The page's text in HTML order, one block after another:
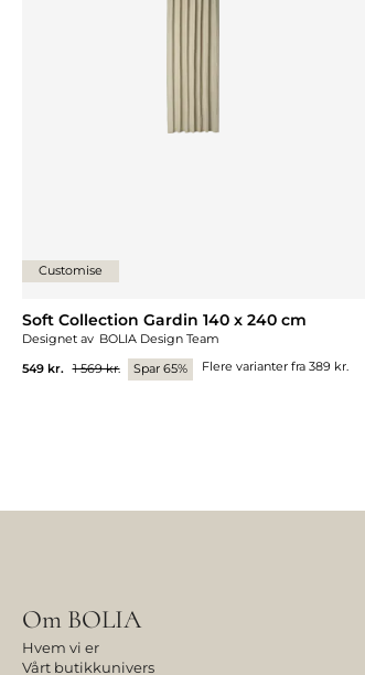
Customise
Soft Collection Gardin 140 x 240 cm
Designet av BOLIA Design Team
549 kr. 1 569 kr. Spar 65% Flere varianter fra389 kr.
Om BOLIA
Hvem vi er
Vårt butikkunivers